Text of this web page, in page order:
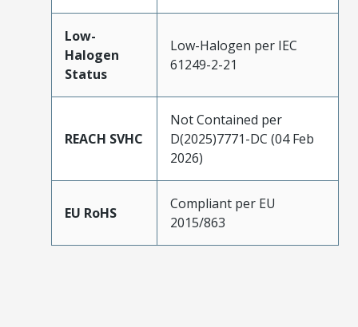
Low-
Halogen
Status
Low-Halogen per IEC
61249-2-21
REACH SVHC
Not Contained per
D(2025)7771-DC (04 Feb
2026)
EU RoHS
Compliant per EU
2015/863